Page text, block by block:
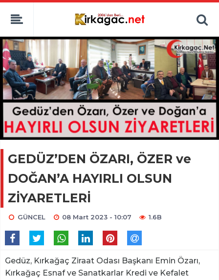
GEDÜZ’DEN ÖZARI, ÖZER ve
DOĞAN’A HAYIRLI OLSUN
ZİYARETLERİ
GÜNCEL 08 Mart 2023 - 10:07 1.6B
Gedüz, Kırkağaç Ziraat Odası Başkanı Emin Özarı,
Kırkağaç Esnaf ve Sanatkarlar Kredi ve Kefalet